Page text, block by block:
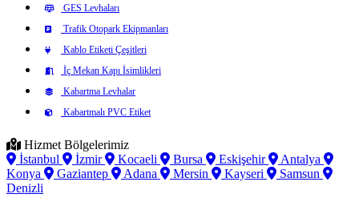
GES Levhaları
Trafik Otopark Ekipmanları
Kablo Etiketi Çeşitleri
İç Mekan Kapı İsimlikleri
Kabartma Levhalar
Kabartmalı PVC Etiket
Hizmet Bölgelerimiz
İstanbul
İzmir Kocaeli Bursa Eskişehir
Antalya
Konya
Gaziantep Adana Mersin Kayseri
Samsun
Denizli